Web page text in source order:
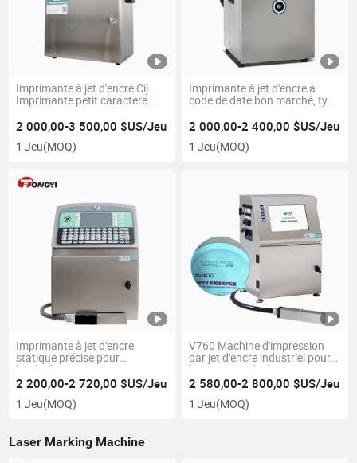
Imprimante à jet d'encre Cij
Imprimante petit caractère
pour électronique 43s+
2 000,00-3 500,00 $US/Jeu
1 Jeu(MOQ)
Imprimante à jet d'encre à
code de date bon marché, type
de noyau, imprimante à
solvant, machine d'impression
à jet d'encre pour l'impression
de codes de date en ligne ;
2 000,00-2 400,00 $US/Jeu
1 Jeu(MOQ)
Imprimante à jet d'encre
statique précise pour
l'emballage
2 200,00-2 720,00 $US/Jeu
1 Jeu(MOQ)
V760 Machine d'impression
par jet d'encre industriel pour
l'impression de dates
d'expiration sur bouteilles,
câbles, œufs et impression de
logos
2 580,00-2 800,00 $US/Jeu
1 Jeu(MOQ)
Laser Marking Machine